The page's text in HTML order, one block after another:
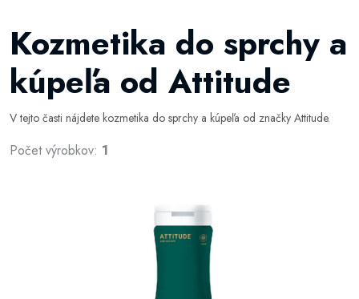
Kozmetika do sprchy a
kúpeľa od Attitude
V tejto časti nájdete kozmetika do sprchy a kúpeľa od značky Attitude.
Počet výrobkov: 1